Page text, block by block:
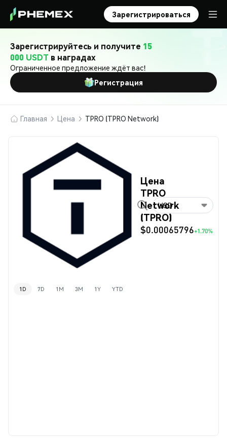
Зарегистрироваться
Зарегистрируйтесь и получите 15
000 USDT в наградах
Ограниченное предложение ждёт вас!
Регистрация
Главная Цена TPRO (TPRO Network)
Цена
TPRO
Network
(TPRO)
$0.00065796+1.70%
USD
1D 7D 1M 3M 1Y YTD